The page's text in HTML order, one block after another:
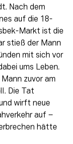
Nach dem
auf die 18-
Markt ist die
stieß der Mann
mit sich vor
ums Leben.
zuvor am
Die Tat
wirft neue
auf –
hätte